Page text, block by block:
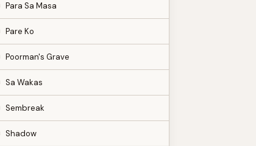
Para Sa Masa
Pare Ko
Poorman's Grave
Sa Wakas
Sembreak
Shadow